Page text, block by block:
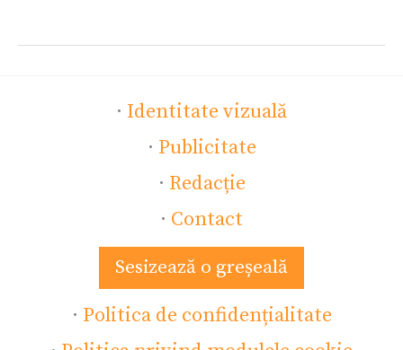
· Identitate vizuală
· Publicitate
· Redacție
· Contact
Sesizează o greșeală
· Politica de confidențialitate